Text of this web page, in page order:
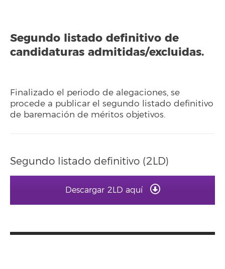
Segundo listado definitivo de
candidaturas admitidas/excluidas.
Finalizado el periodo de alegaciones, se
procede a publicar el segundo listado definitivo
de baremación de méritos objetivos.
Segundo listado definitivo (2LD)
Descargar 2LD aquí